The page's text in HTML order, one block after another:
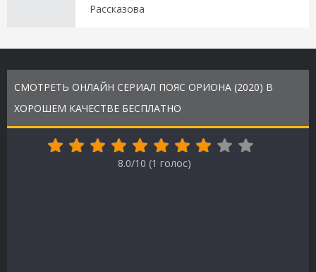
Рассказова
СМОТРЕТЬ ОНЛАЙН СЕРИАЛ ПОЯС ОРИОНА (2020) В
ХОРОШЕМ КАЧЕСТВЕ БЕСПЛАТНО
8.0/10 (1 голос)